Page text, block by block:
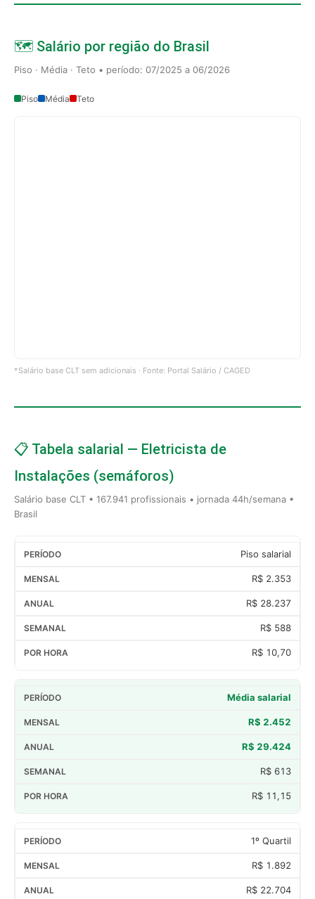
🗺️ Salário por região do Brasil
Piso · Média · Teto • período: 07/2025 a 06/2026
Piso Média Teto
*Salário base CLT sem adicionais · Fonte: Portal Salário / CAGED
📋 Tabela salarial — Eletricista de
Instalações (semáforos)
Salário base CLT • 167.941 profissionais • jornada 44h/semana •
Brasil
Piso salarial
R$ 2.353
R$ 28.237
R$ 588
R$ 10,70
Média salarial
R$ 2.452
R$ 29.424
R$ 613
R$ 11,15
1º Quartil
R$ 1.892
R$ 22.704